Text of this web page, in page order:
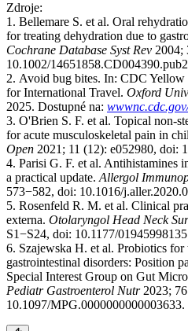
Zdroje:
1. Bellemare S. et al. Oral
for treating dehydration due to
Cochrane Database Syst Rev 2004;
10.1002/
2. Avoid bug bites. In: CDC
for International Travel. Oxford
2025. Dostupné na:
3. O'Brien S. F. et al. Topical non-
for acute musculoskeletal pain in
Open 2021; 11 (12): e052980, doi:
4. Parisi G. F. et al. Antihistamines
a practical update. Allergol
573−582, doi: 10.1016/
5. Rosenfeld R. M. et al. Clinical
externa. Otolaryngol Head Neck
S1−S24, doi: 10.1177/
6. Szajewska H. et al. Probiotics for
gastrointestinal disorders: Position
Special Interest Group on Gut
Pediatr Gastroenterol Nutr 2023;
10.1097/MPG.0000000000003633.